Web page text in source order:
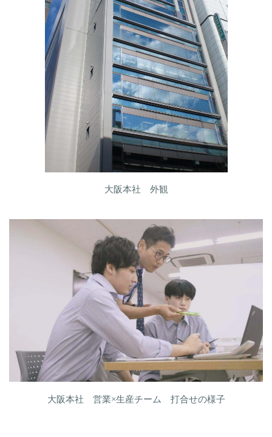
大阪本社 外観
大阪本社 営業×生産チーム 打合せの様子